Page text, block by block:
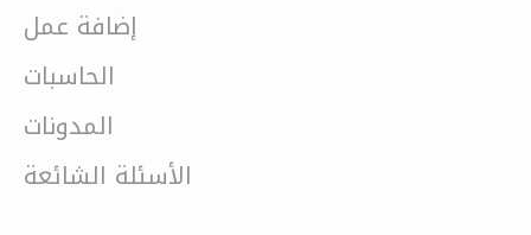
إضافة عمل
الحاسبات
المدونات
الأسئلة الشائعة